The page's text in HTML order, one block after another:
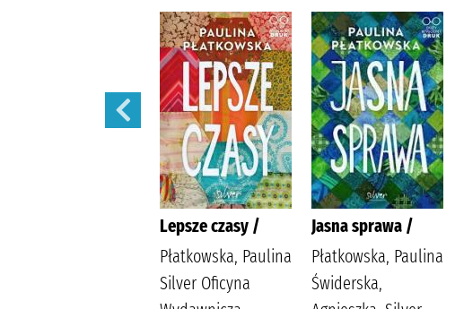
Lepsze czasy /
Płatkowska, Paulina
Silver Oficyna
Jasna sprawa /
Płatkowska, Paulina
Świderska,